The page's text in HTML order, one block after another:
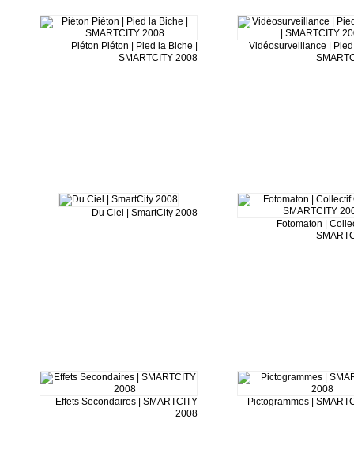
Piéton Piéton | Pied la Biche |
SMARTCITY 2008
Vidéosurveillance |
Du Ciel | SmartCity 2008
Fotomaton |
Effets Secondaires | SMARTCITY
2008
Pictogrammes |